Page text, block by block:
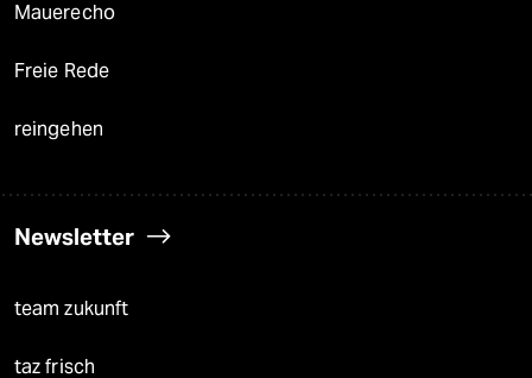
Mauerecho
Freie Rede
reingehen
Newsletter
team zukunft
taz frisch